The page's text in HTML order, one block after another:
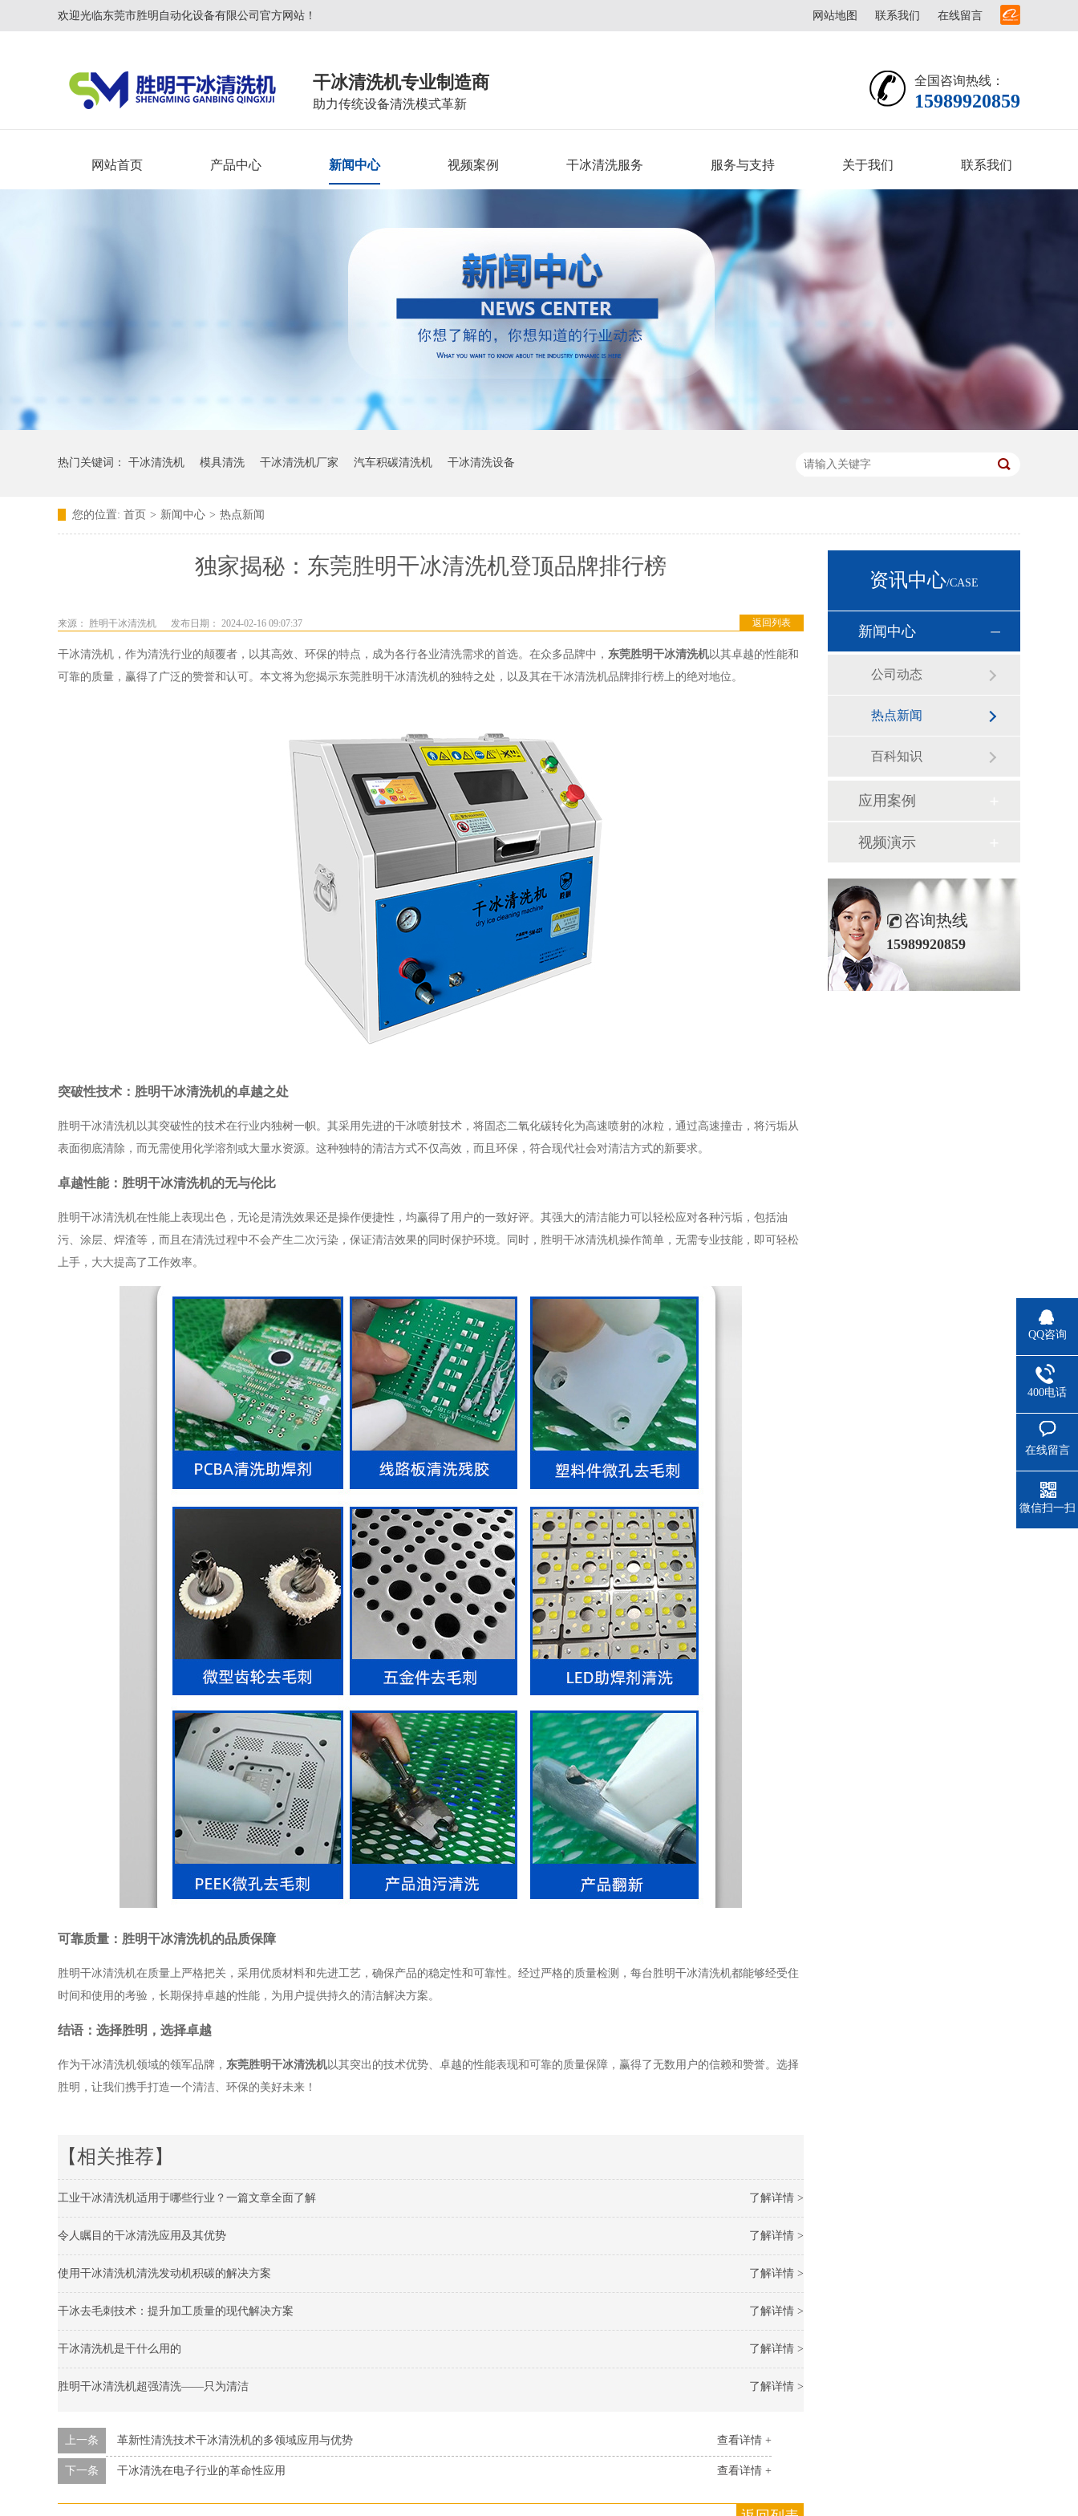
网站地图 联系我们 在线留言
欢迎光临东莞市胜明自动化设备有限公司官方网站！
全国咨询热线：
15989920859
干冰清洗机专业制造商
助力传统设备清洗模式革新
网站首页 产品中心 新闻中心 视频案例 干冰清洗服务 服务与支持 关于我们 联系我们
热门关键词： 干冰清洗机 模具清洗 干冰清洗机厂家 汽车积碳清洗机 干冰清洗设备
您的位置: 首页 > 新闻中心 > 热点新闻
独家揭秘：东莞胜明干冰清洗机登顶品牌排行榜
返回列表
来源： 胜明干冰清洗机 发布日期： 2024-02-16 09:07:37
干冰清洗机，作为清洗行业的颠覆者，以其高效、环保的特点，成为各行各业清洗需求的首选。在众多品牌中， 东莞胜明干冰清洗机以其卓越的性能和
可靠的质量，赢得了广泛的赞誉和认可。本文将为您揭示东莞胜明干冰清洗机的独特之处，以及其在干冰清洗机品牌排行榜上的绝对地位。
突破性技术：胜明干冰清洗机的卓越之处
胜明干冰清洗机以其突破性的技术在行业内独树一帜。其采用先进的干冰喷射技术，将固态二氧化碳转化为高速喷射的冰粒，通过高速撞击，将污垢从
表面彻底清除，而无需使用化学溶剂或大量水资源。这种独特的清洁方式不仅高效，而且环保，符合现代社会对清洁方式的新要求。
卓越性能：胜明干冰清洗机的无与伦比
胜明干冰清洗机在性能上表现出色，无论是清洗效果还是操作便捷性，均赢得了用户的一致好评。其强大的清洁能力可以轻松应对各种污垢，包括油
污、涂层、焊渣等，而且在清洗过程中不会产生二次污染，保证清洁效果的同时保护环境。同时，胜明干冰清洗机操作简单，无需专业技能，即可轻松
上手，大大提高了工作效率。
可靠质量：胜明干冰清洗机的品质保障
胜明干冰清洗机在质量上严格把关，采用优质材料和先进工艺，确保产品的稳定性和可靠性。经过严格的质量检测，每台胜明干冰清洗机都能够经受住
时间和使用的考验，长期保持卓越的性能，为用户提供持久的清洁解决方案。
结语：选择胜明，选择卓越
作为干冰清洗机领域的领军品牌， 东莞胜明干冰清洗机以其突出的技术优势、卓越的性能表现和可靠的质量保障，赢得了无数用户的信赖和赞誉。选择
胜明，让我们携手打造一个清洁、环保的美好未来！
【相关推荐】
工业干冰清洗机适用于哪些行业？一篇文章全面了解 了解详情 >
令人瞩目的干冰清洗应用及其优势 了解详情 >
使用干冰清洗机清洗发动机积碳的解决方案 了解详情 >
干冰去毛刺技术：提升加工质量的现代解决方案 了解详情 >
干冰清洗机是干什么用的 了解详情 >
胜明干冰清洗机超强清洗——只为清洁 了解详情 >
查看详情 +
上一条 革新性清洗技术干冰清洗机的多领域应用与优势
查看详情 +
下一条 干冰清洗在电子行业的革命性应用
资讯中心/CASE
新闻中心
公司动态
热点新闻
百科知识
应用案例
视频演示
咨询热线
15989920859
QQ咨询
400电话
在线留言
微信扫一扫